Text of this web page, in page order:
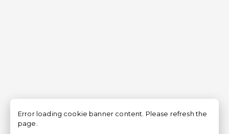
Error loading cookie banner content. Please refresh the
page.